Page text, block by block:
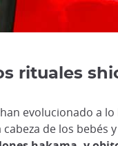
rituales
evolucionado a
de los bebés